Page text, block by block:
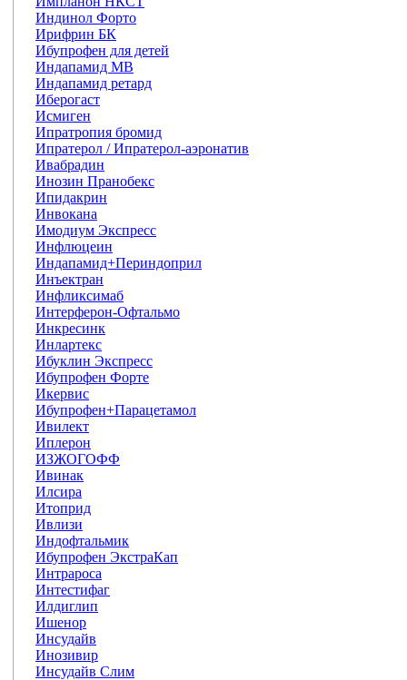
Индинол Форто
Ирифрин БК
Ибупрофен для детей
Индапамид МВ
Индапамид ретард
Иберогаст
Исмиген
Ипратропия бромид
Ипратерол / Ипратерол-аэронатив
Ивабрадин
Инозин Пранобекс
Ипидакрин
Инвокана
Имодиум Экспресс
Инфлюцеин
Индапамид+Периндоприл
Инъектран
Инфликсимаб
Интерферон-Офтальмо
Инкресинк
Инлартекс
Ибуклин Экспресс
Ибупрофен Форте
Икервис
Ибупрофен+Парацетамол
Ивилект
Иплерон
ИЗЖОГОФФ
Ивинак
Илсира
Итоприд
Ивлизи
Индофтальмик
Ибупрофен ЭкстраКап
Интрароса
Интестифаг
Илдиглип
Ишенор
Инсудайв
Инозивир
Инсудайв Слим